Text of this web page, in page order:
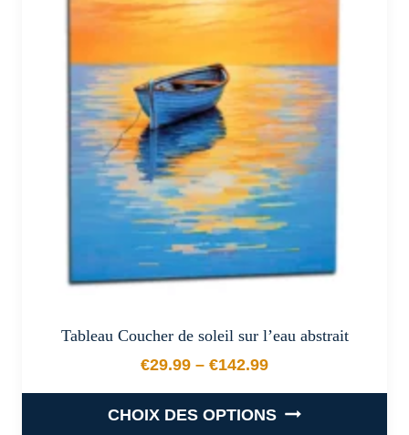
Les
peuvent
être
choisies
sur
la
page
du
produit
Tableau Coucher de soleil sur l’eau abstrait
€29.99 – €142.99
Plage de prix : €29.99 à
CHOIX DES OPTIONS